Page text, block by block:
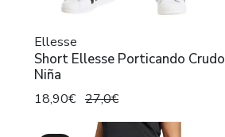
Ellesse
Short Ellesse Porticando Crudo
Niña
18,90€ 27,0€